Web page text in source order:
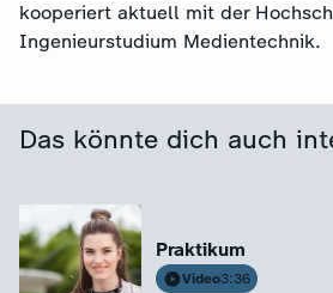
kooperiert aktuell mit der
Ingenieurstudium Medientechnik.
Das könnte dich auch
Praktikum
Video3:36